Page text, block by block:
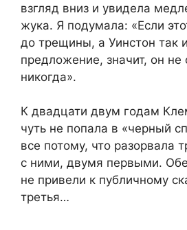
взгляд вниз и увидела
жука. Я подумала: «Если
до трещины, а Уинстон так
предложение, значит, он не
никогда».
К двадцати двум годам
чуть не попала в «черный
все потому, что разорвала
с ними, двумя первыми.
не привели к публичному
третья…